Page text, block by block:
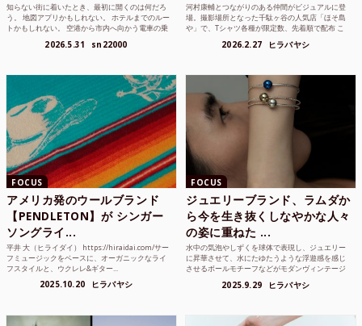
知らない街に着いたとき、最初に開くのは何だろ
う。 地図アプリかもしれない。 ホテルまでのルー
トかもしれない。 空港から市内へ向かう電車の乗
2026.5.31 sn22000
河村康輔とつながりのある仲間がビジュアルに登
場。撮影場所となった千駄ヶ谷の人気店「ほそ島
や」で、Tシャツ各種が限定数、先着順で配布 こ
2026.2.27 ヒラバヤシ
FOCUS
アメリカ発のウールブランド
【PENDLETON】が シンガー
ソングライ...
平井 大（ヒライダイ） https://hiraidai.com/サー
フミュージックをベースに、オーガニックなライ
フスタイルと、ウクレレ&ギター...
2025.10.20 ヒラバヤシ
FOCUS
ジュエリーブランド、ラムダか
ら今を生き抜くしなやかな人々
の姿に重ねた ...
水中の気泡やしずくを球体で表現し、ジュエリー
に昇華させて、水にたゆたうような浮遊感を感じ
させるボールモチーフなどがモダンヴィンテージ
2025.9.29 ヒラバヤシ